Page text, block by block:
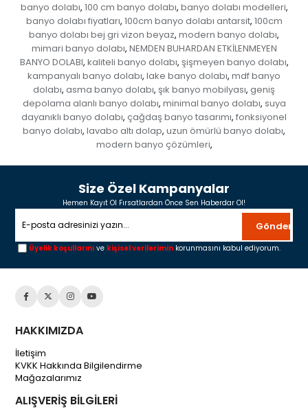
banyo dolabı, 100 cm banyo dolabı, banyo dolabı modelleri,
banyo dolabı fiyatları, 100cm banyo dolabı antarsit, 100cm
banyo dolabı bej gri vizon beyaz, modern banyo dolabı,
mimari banyo dolabı, NEMDEN BUHARDAN ETKİLENMEYEN
BANYO DOLABI, kaliteli banyo dolabı, şişmeyen banyo dolabı,
kampanyalı banyo dolabı, lake banyo dolabı, mdf banyo
dolabı, asma banyo dolabı, şık banyo mobilyası, geniş
depolama alanlı banyo dolabı, minimal banyo dolabı, suya
dayanıklı banyo dolabı, çağdaş banyo tasarımı, fonksiyonel
banyo dolabı, lavabo altı dolap, uzun ömürlü banyo dolabı,
modern banyo çözümleri,
Size Özel Kampanyalar
Hemen Kayıt Ol Fırsatlardan Önce Sen Haberdar Ol!
Gönder
Üyelik koşullarını ve kişisel verilerimin korunmasını kabul ediyorum.
HAKKIMIZDA
İletişim
KVKK Hakkında Bilgilendirme
Mağazalarımız
ALIŞVERİŞ BİLGİLERİ